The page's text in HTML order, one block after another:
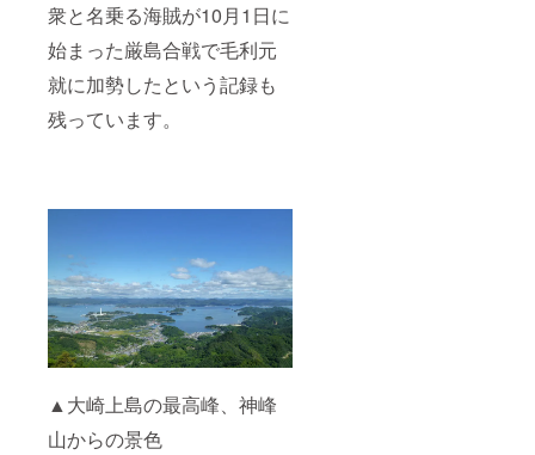
衆と名乗る海賊が10月1日に
始まった厳島合戦で毛利元
就に加勢したという記録も
残っています。
▲大崎上島の最高峰、神峰
山からの景色